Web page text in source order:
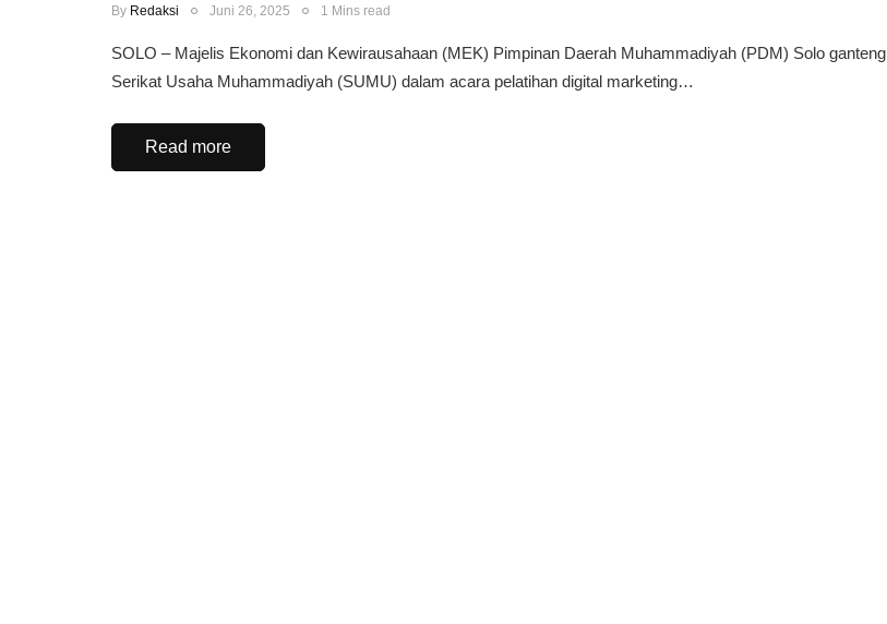
By Redaksi Juni 26, 2025 1 Mins read
SOLO – Majelis Ekonomi dan Kewirausahaan (MEK) Pimpinan Daerah Muhammadiyah (PDM) Solo ganteng
Serikat Usaha Muhammadiyah (SUMU) dalam acara pelatihan digital marketing…
Read more